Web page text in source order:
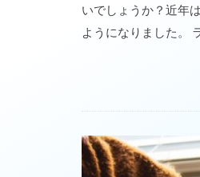
いでしょうか？近年
ようになりました。